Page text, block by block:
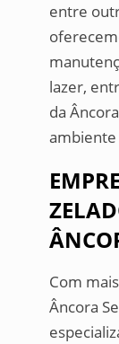
entre
lazer,
da
ambiente
Com
Âncora